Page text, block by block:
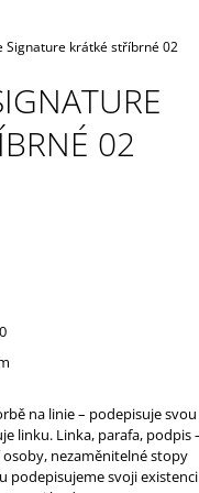
Signature krátké stříbrné 02
02
na linie – podepisuje svou
linku. Linka, parafa, podpis
osoby, nezaměnitelné stopy
podepisujeme svoji existenci